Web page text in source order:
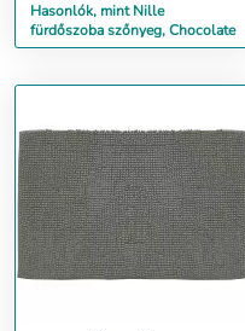
Hasonlók, mint Nille
fürdőszoba szőnyeg, Chocolate